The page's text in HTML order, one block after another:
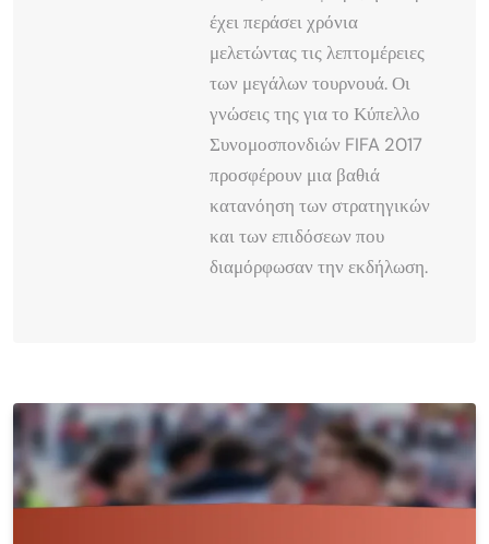
έχει περάσει χρόνια
μελετώντας τις λεπτομέρειες
των μεγάλων τουρνουά. Οι
γνώσεις της για το Κύπελλο
Συνομοσπονδιών FIFA 2017
προσφέρουν μια βαθιά
κατανόηση των στρατηγικών
και των επιδόσεων που
διαμόρφωσαν την εκδήλωση.